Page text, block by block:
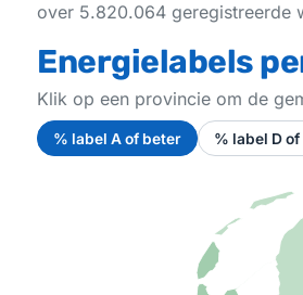
over 5.820.064 geregistreerde
Energielabels
Klik op een provincie om de
% label A of beter % label D